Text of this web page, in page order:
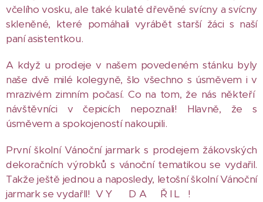
včelího vosku, ale také kulaté dřevěné svícny a svícny
skleněné, které pomáhali vyrábět starší žáci s naší
paní asistentkou.
A když u prodeje v našem povedeném stánku byly
naše dvě milé kolegyně, šlo všechno s úsměvem i v
mrazivém zimním počasí. Co na tom, že nás někteří
návštěvníci v čepicích nepoznali! Hlavně, že s
úsměvem a spokojeností nakoupili.
První školní Vánoční jarmark s prodejem žákovských
dekoračních výrobků s vánoční tematikou se vydařil.
Takže ještě jednou a naposledy, letošní školní Vánoční
jarmark se vydařll! V Y D A Ř I L !